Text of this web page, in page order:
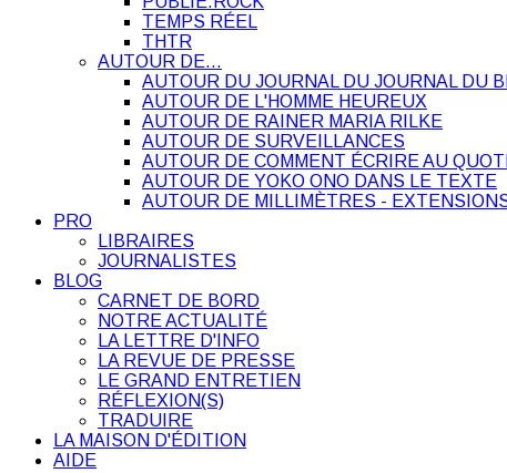
TEMPS RÉEL
THTR
AUTOUR DE…
AUTOUR DU JOURNAL DU JOURNAL DU
AUTOUR DE L'HOMME HEUREUX
AUTOUR DE RAINER MARIA RILKE
AUTOUR DE SURVEILLANCES
AUTOUR DE COMMENT ÉCRIRE AU
AUTOUR DE YOKO ONO DANS LE TEXTE
AUTOUR DE MILLIMÈTRES -
PRO
LIBRAIRES
JOURNALISTES
BLOG
CARNET DE BORD
NOTRE ACTUALITÉ
LA LETTRE D'INFO
LA REVUE DE PRESSE
LE GRAND ENTRETIEN
RÉFLEXION(S)
TRADUIRE
LA MAISON D'ÉDITION
AIDE